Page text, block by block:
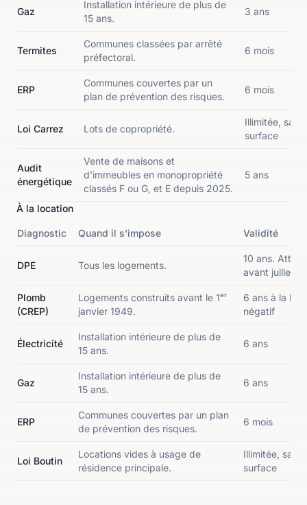
Gaz
Installation intérieure de plus de
15 ans.
3 ans
Termites
Communes classées par arrêté
préfectoral.
6 mois
ERP
Communes couvertes par un
plan de prévention des risques.
6 mois
Loi Carrez Lots de copropriété.
Illimitée,
surface
Audit
énergétique
Vente de maisons et
d'immeubles en monopropriété
classés F ou G, et E depuis 2025.
5 ans
À la location
Diagnostic Quand il s'impose Validité
DPE Tous les logements.
10 ans.
avant juillet
Plomb
(CREP)
Logements construits avant le 1ᵉʳ
janvier 1949.
6 ans à la
négatif
Électricité
Installation intérieure de plus de
15 ans.
6 ans
Gaz
Installation intérieure de plus de
15 ans.
6 ans
ERP
Communes couvertes par un plan
de prévention des risques.
6 mois
Loi Boutin
Locations vides à usage de
résidence principale.
Illimitée, sauf
surface